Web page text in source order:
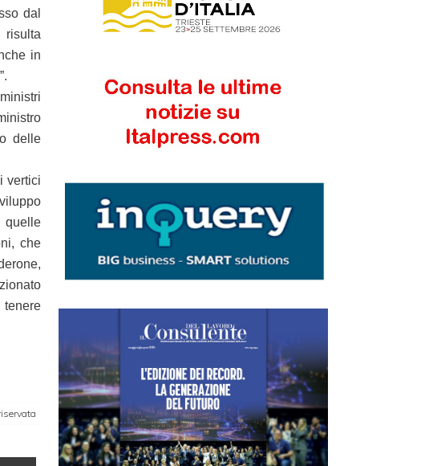
dal
in
delle
vertici
quelle
che